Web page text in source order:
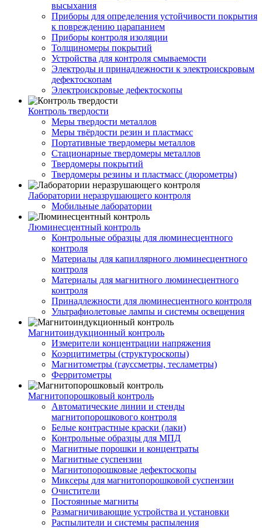
высыхания
Приборы для определения устойчивости покрытия
к повреждению царапанием
Приборы контроля изоляции
Толщиномеры покрытий
Устройства для контроля смываемости
Электроды и принадлежности к электроискровым
дефектоскопам
Электроискровые дефектоскопы
Контроль твердости
Меры твердости металлов
Меры твёрдости резин и пластмасс
Портативные твердомеры металлов
Стационарные твердомеры металлов
Твердомеры покрытий
Твердомеры резины и пластмасс (дюрометры)
Лаборатории неразрушающего контроля
Мобильные лаборатории
Люминесцентный контроль
Контрольные образцы для люминесцентного
контроля
Материалы для капиллярного люминесцентного
контроля
Материалы для магнитного люминесцентного
контроля
Принадлежности для люминесцентного контроля
Ультрафиолетовые лампы и системы освещения
Магнитоиндукционный контроль
Измерители концентрации напряжения
Коэрцитиметры (структуроскопы)
Магнитометры (гауссметры, тесламетры)
Ферритометры
Магнитопорошковый контроль
Автоматические линии и стенды
магнитопорошкового контроля
Белые контрастные краски (лаки)
Контрольные образцы для МПД
Магнитные порошки и концентраты
Магнитные суспензии
Магнитопорошковые дефектоскопы
Миксеры для магнитопорошковой суспензии
Очистители
Постоянные магниты
Размагничивающие устройства и установки
Распылители и системы распыления